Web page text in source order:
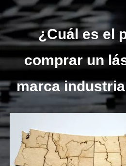
¿Cuál es el
comprar un
marca